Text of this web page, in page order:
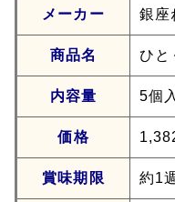
メーカー 銀座
商品名 ひと
内容量 5個入
価格
賞味期限 約1